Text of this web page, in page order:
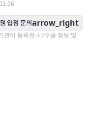
입점 문의arrow_right
관이 등록한 시/수술 정보 및